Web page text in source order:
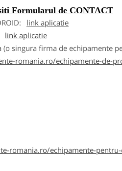
Formularul de CONTACT
link aplicatie
link aplicatie
singura firma de echipamente
romania.ro/echipamente-de-
romania.ro/echipamente-